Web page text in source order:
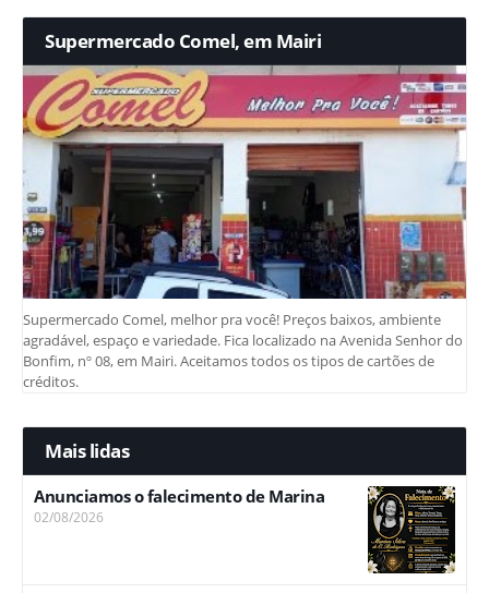
Supermercado Comel, em Mairi
Supermercado Comel, melhor pra você! Preços baixos, ambiente
agradável, espaço e variedade. Fica localizado na Avenida Senhor do
Bonfim, nº 08, em Mairi. Aceitamos todos os tipos de cartões de
créditos.
Mais lidas
Anunciamos o falecimento de Marina
02/08/2026